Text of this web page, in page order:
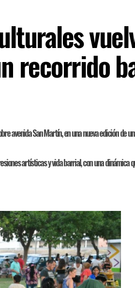
recorrido
avenida San Martín, en una nueva edición de
artísticas y vida barrial, con una